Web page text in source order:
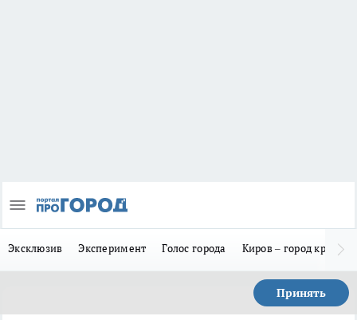
Эксклюзив Эксперимент Голос города Киров – город
Принять